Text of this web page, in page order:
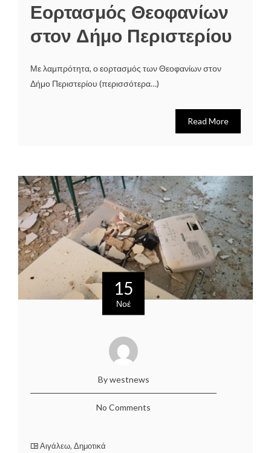
Εορτασμός Θεοφανίων
στον Δήμο Περιστερίου
Με λαμπρότητα, ο εορτασμός των Θεοφανίων στον
Δήμο Περιστερίου (περισσότερα…)
Read More
15
Νοέ
By westnews
No Comments
Αιγάλεω, Δημοτικά